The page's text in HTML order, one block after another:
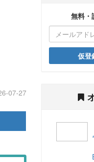
07-27
無料・
仮登